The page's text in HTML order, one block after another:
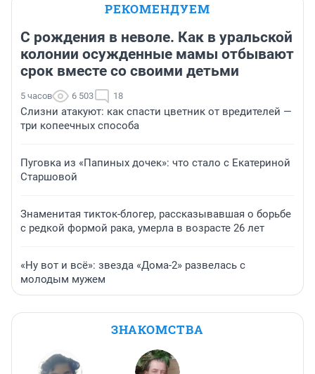
РЕКОМЕНДУЕМ
С рождения в неволе. Как в уральской
колонии осужденные мамы отбывают
срок вместе со своими детьми
5 часов 6 503 18
Слизни атакуют: как спасти цветник от вредителей —
три копеечных способа
Пуговка из «Папиных дочек»: что стало с Екатериной
Старшовой
Знаменитая тикток-блогер, рассказывавшая о борьбе
с редкой формой рака, умерла в возрасте 26 лет
«Ну вот и всё»: звезда «Дома-2» развелась с
молодым мужем
ЗНАКОМСТВА